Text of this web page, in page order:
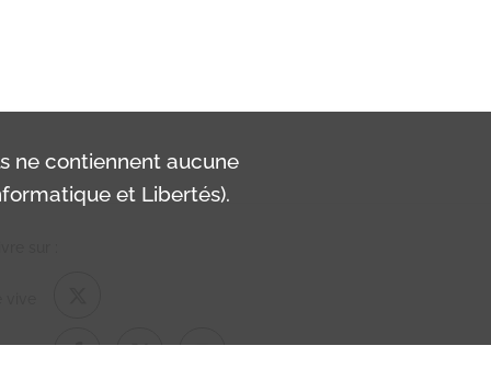
ne contiennent aucune
et Libertés).